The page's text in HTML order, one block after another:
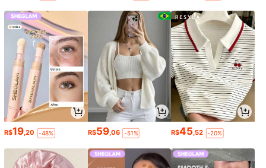
R$19,20 -48% R$59,06 -51% R$45,52 -20%